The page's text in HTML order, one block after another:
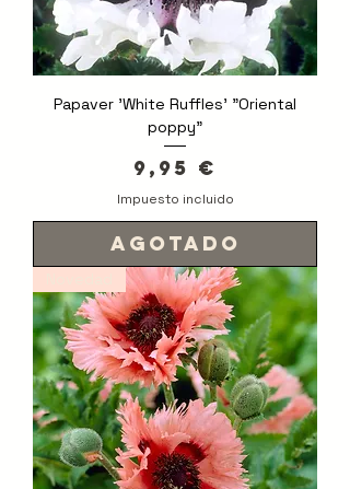
Papaver 'White Ruffles' "Oriental
poppy"
Precio
9,95 €
Impuesto incluido
Agotado